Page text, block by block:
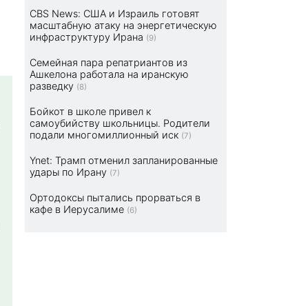
CBS News: США и Израиль готовят
масштабную атаку на энергетическую
инфраструктуру Ирана (9)
Семейная пара репатриантов из
Ашкелона работала на иранскую
разведку (8)
Бойкот в школе привел к
самоубийству школьницы. Родители
подали многомиллионный иск (7)
Ynet: Трамп отменил запланированные
удары по Ирану (7)
Ортодоксы пытались прорваться в
кафе в Иерусалиме (6)